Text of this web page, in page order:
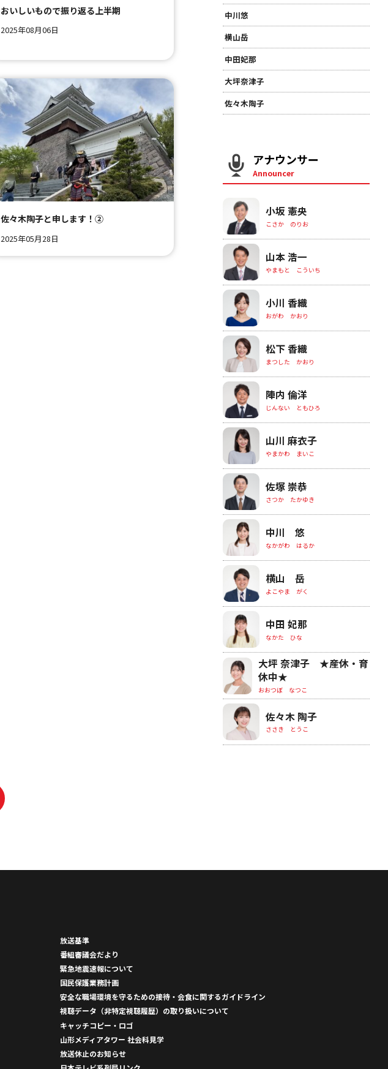
おいしいもので振り返る上半期
2025年08月06日
佐々木陶子と申します！②
2025年05月28日
中川悠
横山岳
中田妃那
大坪奈津子
佐々木陶子
アナウンサー
Announcer
小坂 憲央
こさか のりお
山本 浩一
やまもと こういち
小川 香織
おがわ かおり
松下 香織
まつした かおり
陣内 倫洋
じんない ともひろ
山川 麻衣子
やまかわ まいこ
佐塚 崇恭
さつか たかゆき
中川 悠
なかがわ はるか
横山 岳
よこやま がく
中田 妃那
なかた ひな
大坪 奈津子 ★産休・育
休中★
おおつぼ なつこ
佐々木 陶子
ささき とうこ
放送基準
番組審議会だより
緊急地震速報について
国民保護業務計画
安全な職場環境を守るための接待・会食に関するガイドライン
視聴データ（非特定視聴履歴）の取り扱いについて
キャッチコピー・ロゴ
山形メディアタワー 社会科見学
放送休止のお知らせ